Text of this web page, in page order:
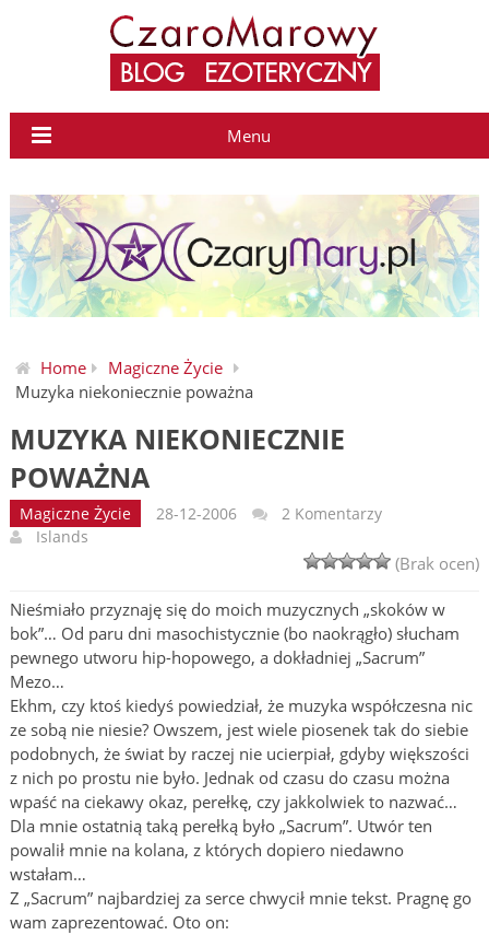
Menu
Home
Magiczne Życie
Muzyka niekoniecznie poważna
MUZYKA NIEKONIECZNIE
POWAŻNA
Magiczne Życie 28-12-2006
2 Komentarzy
Islands
(Brak ocen)
Nieśmiało przyznaję się do moich muzycznych „skoków w
bok”… Od paru dni masochistycznie (bo naokrągło) słucham
pewnego utworu hip-hopowego, a dokładniej „Sacrum”
Mezo…
Ekhm, czy ktoś kiedyś powiedział, że muzyka współczesna nic
ze sobą nie niesie? Owszem, jest wiele piosenek tak do siebie
podobnych, że świat by raczej nie ucierpiał, gdyby większości
z nich po prostu nie było. Jednak od czasu do czasu można
wpaść na ciekawy okaz, perełkę, czy jakkolwiek to nazwać…
Dla mnie ostatnią taką perełką było „Sacrum”. Utwór ten
powalił mnie na kolana, z których dopiero niedawno
wstałam…
Z „Sacrum” najbardziej za serce chwycił mnie tekst. Pragnę go
wam zaprezentować. Oto on: